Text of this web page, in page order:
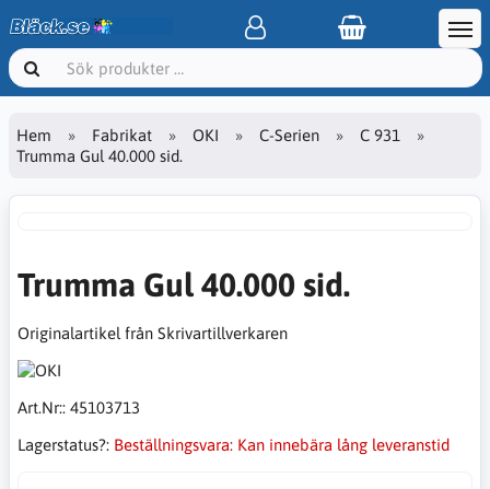
Hem Fabrikat OKI C-Serien
C 931
Trumma Gul 40.000 sid.
Trumma Gul 40.000 sid.
Originalartikel från Skrivartillverkaren
Art.Nr:: 45103713
Lagerstatus?: Beställningsvara: Kan innebära lång leveranstid